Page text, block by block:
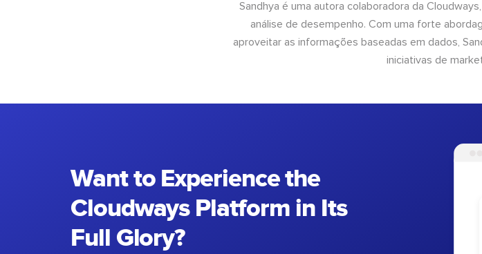
Sandhya é uma autora colaboradora da
análise de desempenho. Com uma forte
aproveitar as informações baseadas em dados,
iniciativas de
Want to Experience the
Cloudways Platform in Its
Full Glory?